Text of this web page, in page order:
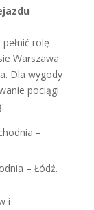
rolę
Warszawa
Dla wygody
pociągi
–
– Łódź.
i